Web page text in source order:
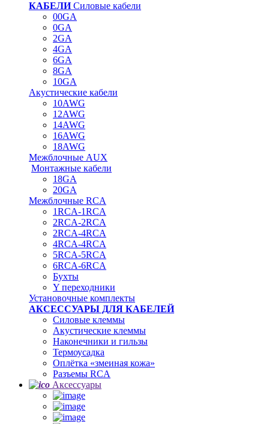
КАБЕЛИСиловые кабели
00GA
0GA
2GA
4GA
6GA
8GA
10GA
Акустические кабели
10AWG
12AWG
14AWG
16AWG
18AWG
Межблочные AUX
Монтажные кабели
18GA
20GA
Межблочные RCA
1RCA-1RCA
2RCA-2RCA
2RCA-4RCA
4RCA-4RCA
5RCA-5RCA
6RCA-6RCA
Бухты
Y переходники
Установочные комплекты
АКСЕССУАРЫ ДЛЯ КАБЕЛЕЙ
Силовые клеммы
Акустические клеммы
Наконечники и гильзы
Термоусадка
Oплётка «змеиная кожа»
Разъемы RCA
Аксессуары